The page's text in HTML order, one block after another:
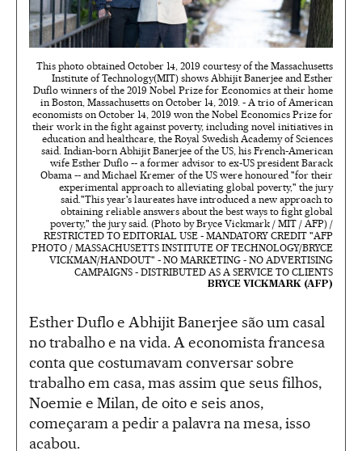
This photo obtained October 14, 2019 courtesy of the Massachusetts
Institute of Technology(MIT) shows Abhijit Banerjee and Esther
Duflo winners of the 2019 Nobel Prize for Economics at their home
in Boston, Massachusetts on October 14, 2019. - A trio of American
economists on October 14, 2019 won the Nobel Economics Prize for
their work in the fight against poverty, including novel initiatives in
education and healthcare, the Royal Swedish Academy of Sciences
said. Indian-born Abhijit Banerjee of the US, his French-American
wife Esther Duflo -- a former advisor to ex-US president Barack
Obama -- and Michael Kremer of the US were honoured "for their
experimental approach to alleviating global poverty," the jury
said."This year's laureates have introduced a new approach to
obtaining reliable answers about the best ways to fight global
poverty," the jury said. (Photo by Bryce Vickmark / MIT / AFP) /
RESTRICTED TO EDITORIAL USE - MANDATORY CREDIT "AFP
PHOTO / MASSACHUSETTS INSTITUTE OF TECHNOLOGY/BRYCE
VICKMAN/HANDOUT" - NO MARKETING - NO ADVERTISING
CAMPAIGNS - DISTRIBUTED AS A SERVICE TO CLIENTS
BRYCE VICKMARK (AFP)
Esther Duflo e Abhijit Banerjee são um casal
no trabalho e na vida. A economista francesa
conta que costumavam conversar sobre
trabalho em casa, mas assim que seus filhos,
Noemie e Milan, de oito e seis anos,
começaram a pedir a palavra na mesa, isso
acabou.